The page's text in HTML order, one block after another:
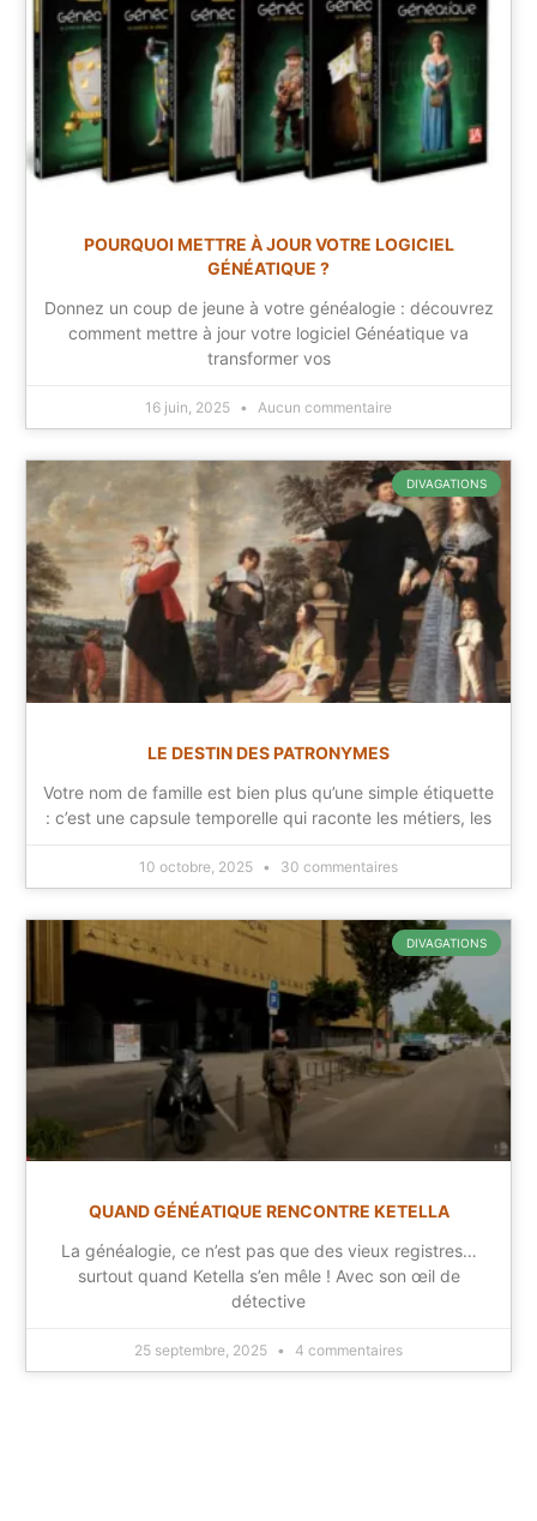
POURQUOI METTRE À JOUR VOTRE LOGICIEL
GÉNÉATIQUE ?
Donnez un coup de jeune à votre généalogie : découvrez
comment mettre à jour votre logiciel Généatique va
transformer vos
16 juin, 2025 Aucun commentaire
DIVAGATIONS
LE DESTIN DES PATRONYMES
Votre nom de famille est bien plus qu’une simple étiquette
: c’est une capsule temporelle qui raconte les métiers, les
10 octobre, 2025 30 commentaires
DIVAGATIONS
QUAND GÉNÉATIQUE RENCONTRE KETELLA
La généalogie, ce n’est pas que des vieux registres…
surtout quand Ketella s’en mêle ! Avec son œil de
détective
25 septembre, 2025 4 commentaires